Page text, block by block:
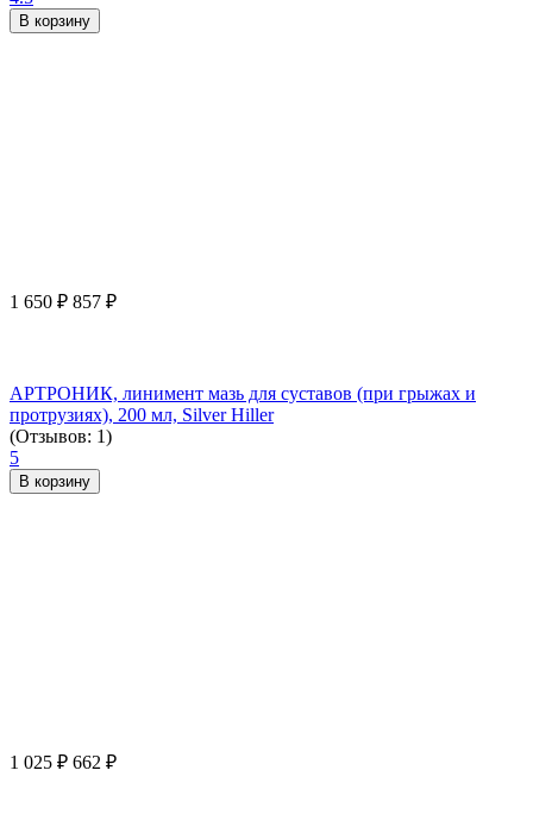
В корзину
1 650 ₽ 857 ₽
АРТРОНИК, линимент мазь для суставов (при грыжах и
протрузиях), 200 мл, Silver Hiller
(Отзывов: 1)
5
В корзину
1 025 ₽ 662 ₽